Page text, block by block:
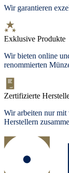
Wir garantieren
Exklusive Produkte
Wir bieten online
renommierten
Zertifizierte
Wir arbeiten nur mit
Herstellern